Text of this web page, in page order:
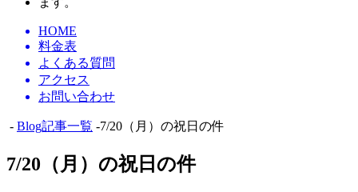
HOME
料金表
よくある質問
アクセス
お問い合わせ
- Blog記事一覧 -7/20（月）の祝日の件
7/20（月）の祝日の件